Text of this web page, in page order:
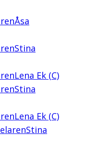
Åsa
Stina
Lena Ek (C)
Stina
Lena Ek (C)
Stina